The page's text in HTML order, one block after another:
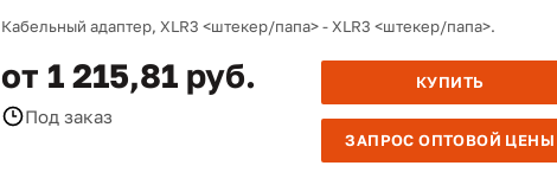
Кабельный адаптер, XLR3 <штекер/папа> - XLR3 <штекер/папа>.
от 1 215,81 руб.
Под заказ
КУПИТЬ
ЗАПРОС ОПТОВОЙ ЦЕНЫ